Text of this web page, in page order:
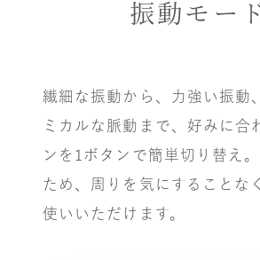
振動モー
繊細な振動から、力強い振動
ミカルな脈動まで、好みに合
ンを1ボタンで簡単切り替え
ため、周りを気にすることな
使いいただけます。